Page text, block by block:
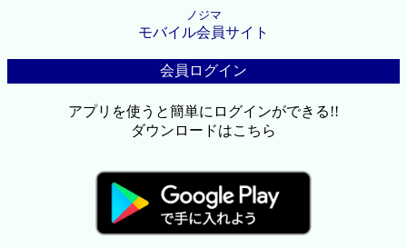
ノジマ
モバイル会員サイト
会員ログイン
アプリを使うと簡単にログインができる!!
ダウンロードはこちら